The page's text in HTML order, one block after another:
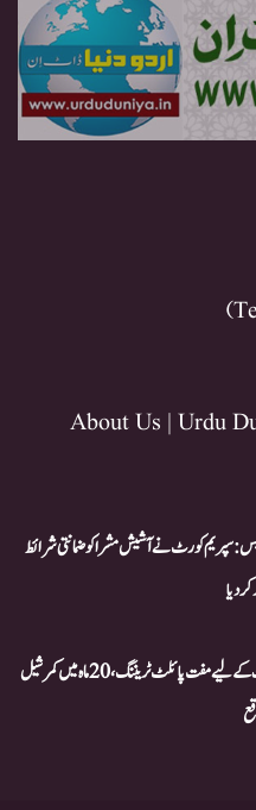
About Us | Urdu
سپریم کورٹ نے آشیش مشرا کو ضمانتی شرائط
دیا
تلنگانہ: انٹر پاس طالبات کے لیے مفت پائلٹ ٹریننگ، 20 ماہ میں کمرشیل